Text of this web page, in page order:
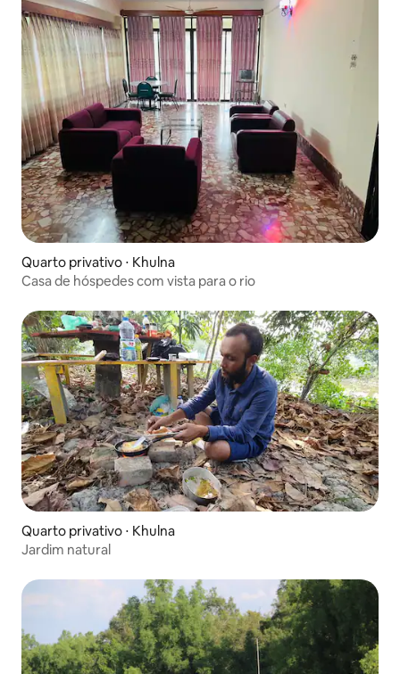
Quarto privativo ⋅ Khulna
Casa de hóspedes com vista para o rio
Quarto privativo ⋅ Khulna
Jardim natural